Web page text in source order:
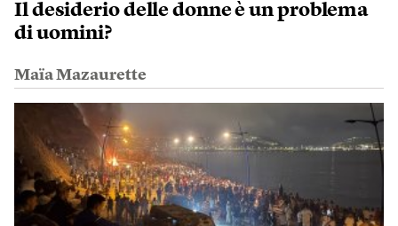
Il desiderio delle donne è un problema
di uomini?
Maïa Mazaurette